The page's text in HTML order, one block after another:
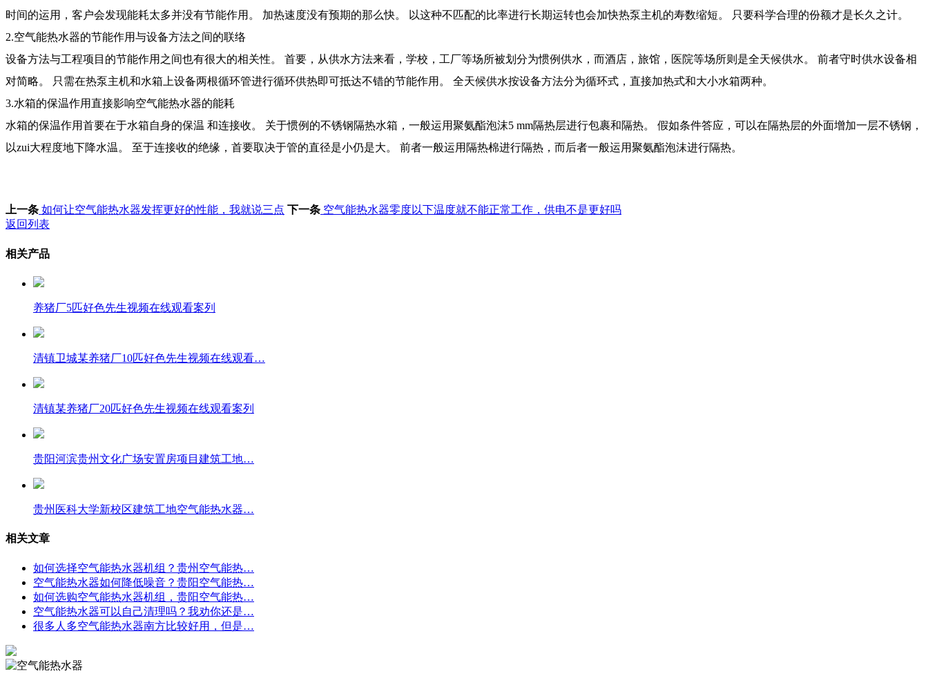
时间的运用，客户会发现能耗太多并没有节能作用。 加热速度没有预期的那么快。 以这种不匹配的比率进行长期运转也会加快热泵主机的寿数缩短。 只要科学合理的份额才是长久之计。
2.空气能热水器的节能作用与设备方法之间的联络
设备方法与工程项目的节能作用之间也有很大的相关性。 首要，从供水方法来看，学校，工厂等场所被划分为惯例供水，而酒店，旅馆，医院等场所则是全天候供水。 前者守时供水设备相
对简略。 只需在热泵主机和水箱上设备两根循环管进行循环供热即可抵达不错的节能作用。 全天候供水按设备方法分为循环式，直接加热式和大小水箱两种。
3.水箱的保温作用直接影响空气能热水器的能耗
水箱的保温作用首要在于水箱自身的保温 和连接收。 关于惯例的不锈钢隔热水箱，一般运用聚氨酯泡沫5 mm隔热层进行包裹和隔热。 假如条件答应，可以在隔热层的外面增加一层不锈钢，
以zui大程度地下降水温。 至于连接收的绝缘，首要取决于管的直径是小仍是大。 前者一般运用隔热棉进行隔热，而后者一般运用聚氨酯泡沫进行隔热。
上一条 如何让空气能热水器发挥更好的性能，我就说三点 下一条 空气能热水器零度以下温度就不能正常工作，供电不是更好吗
返回列表
相关产品
养猪厂5匹好色先生视频在线观看案列
清镇卫城某养猪厂10匹好色先生视频在线观看…
清镇某养猪厂20匹好色先生视频在线观看案列
贵阳河滨贵州文化广场安置房项目建筑工地…
贵州医科大学新校区建筑工地空气能热水器…
相关文章
如何选择空气能热水器机组？贵州空气能热…
空气能热水器如何降低噪音？贵阳空气能热…
如何选购空气能热水器机组，贵阳空气能热…
空气能热水器可以自己清理吗？我劝你还是…
很多人多空气能热水器南方比较好用，但是…